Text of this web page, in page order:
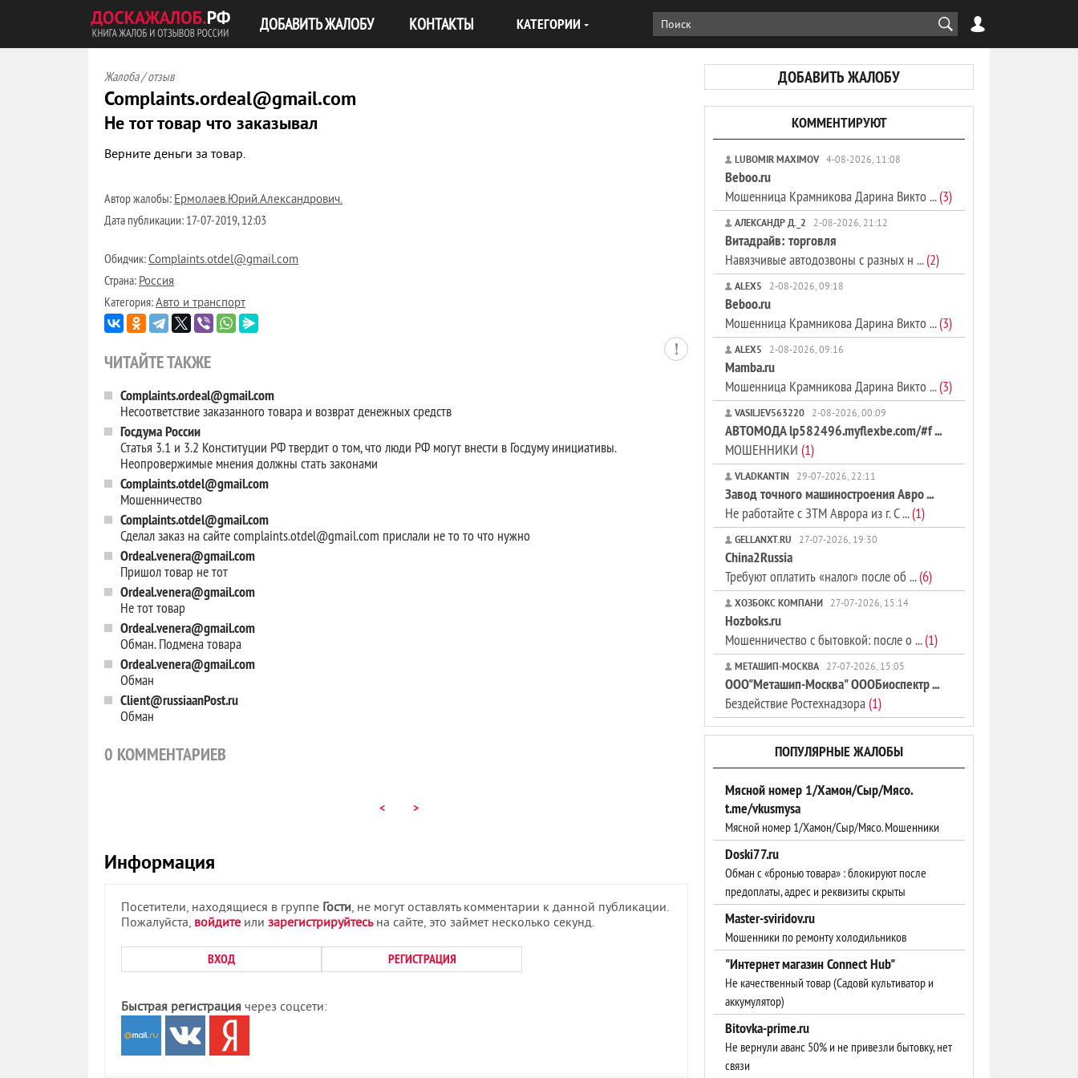
ДОБАВИТЬ ЖАЛОБУ КОНТАКТЫ КАТЕГОРИИ
ДОБАВИТЬ ЖАЛОБУ
Жалоба / отзыв
Complaints.ordeal@gmail.com
Не тот товар что заказывал
Верните деньги за товар.
Автор жалобы:Ермолаев.Юрий.Александрович.
Дата публикации: 17-07-2019, 12:03
Обидчик:Complaints.otdel@gmail.com
Страна:Россия
Категория:Авто и транспорт
ЧИТАЙТЕ ТАКЖЕ
Complaints.ordeal@gmail.com
Несоответствие заказанного товара и возврат денежных средств
Госдума России
Статья 3.1 и 3.2 Конституции РФ твердит о том, что люди РФ могут внести в Госдуму инициативы.
Неопровержимые мнения должны стать законами
Complaints.otdel@gmail.com
Мошенничество
Complaints.otdel@gmail.com
Сделал заказ на сайте complaints.otdel@gmail.com прислали не то то что нужно
Ordeal.venera@gmail.com
Пришол товар не тот
Ordeal.venera@gmail.com
Не тот товар
Ordeal.venera@gmail.com
Обман. Подмена товара
Ordeal.venera@gmail.com
Обман
Client@russiaanPost.ru
Обман
0 КОММЕНТАРИЕВ
< >
Информация
Посетители, находящиеся в группе Гости, не могут оставлять комментарии к данной публикации.
Пожалуйста, войдите или зарегистрируйтесьна сайте, это займет несколько секунд.
ВХОД РЕГИСТРАЦИЯ
Быстрая регистрация через соцсети:
КОММЕНТИРУЮТ
LUBOMIR MAXIMOV 4-08-2026, 11:08
Beboo.ru
Мошенница Крамникова Дарина Викто ...(3)
АЛЕКСАНДР Д._2 2-08-2026, 21:12
Витадрайв: торговля
Навязчивые автодозвоны с разных н ...(2)
ALEX5 2-08-2026, 09:18
Beboo.ru
Мошенница Крамникова Дарина Викто ...(3)
ALEX5 2-08-2026, 09:16
Mamba.ru
Мошенница Крамникова Дарина Викто ...(3)
VASILJEV563220 2-08-2026, 00:09
АВТОМОДА lp582496.myflexbe.com/#f ...
МОШЕННИКИ (1)
VLADKANTIN 29-07-2026, 22:11
Завод точного машиностроения Авро ...
Не работайте с ЗТМ Аврора из г. С ...(1)
GELLANXT.RU 27-07-2026, 19:30
China2Russia
Требуют оплатить «налог» после об ...(6)
ХОЗБОКС КОМПАНИ 27-07-2026, 15:14
Hozboks.ru
Мошенничество с бытовкой: после о ...(1)
МЕТАШИП-МОСКВА 27-07-2026, 15:05
ООО"Меташип-Москва" ОООБиоспектр ...
Бездействие Ростехнадзора(1)
ПОПУЛЯРНЫЕ ЖАЛОБЫ
Мясной номер 1/Хамон/Сыр/Мясо.
t.me/vkusmysa
Мясной номер 1/Хамон/Сыр/Мясо. Мошенники
Doski77.ru
Обман с «бронью товара» : блокируют после
предоплаты, адрес и реквизиты скрыты
Master-sviridov.ru
Мошенники по ремонту холодильников
"Интернет магазин Connect Hub"
Не качественный товар (Садовй культиватор и
аккумулятор)
Bitovka-prime.ru
Не вернули аванс 50% и не привезли бытовку, нет
связи